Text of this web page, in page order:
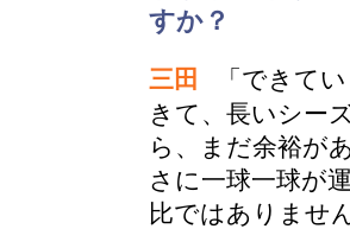
すか？
三田
「できて
きて、長いシー
ら、まだ余裕が
さに一球一球が
比ではありませ